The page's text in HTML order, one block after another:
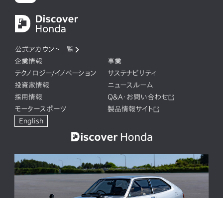
公式アカウント一覧
企業情報
事業
テクノロジー/イノベーション
サステナビリティ
投資家情報
ニュースルーム
採用情報
Q&A・お問い合わせ
モータースポーツ
製品情報サイト
English